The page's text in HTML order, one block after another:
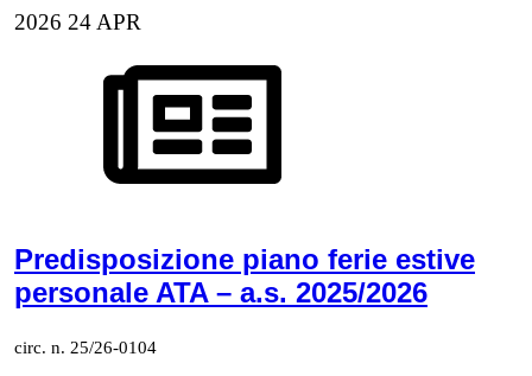
2026 24 APR
Predisposizione piano ferie estive
personale ATA – a.s. 2025/2026
circ. n. 25/26-0104